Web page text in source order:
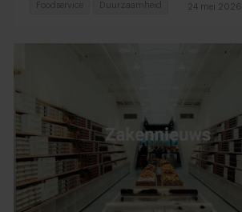
24 mei 2026
Foodservice Duurzaamheid